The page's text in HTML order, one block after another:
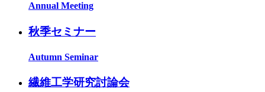
Annual Meeting
秋季セミナー
Autumn Seminar
繊維工学研究討論会